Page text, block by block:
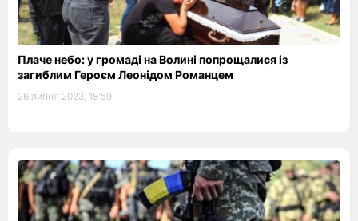
Плаче небо: у громаді на Волині попрощалися із
загиблим Героєм Леонідом Романцем
26 липня 2023, 18:59